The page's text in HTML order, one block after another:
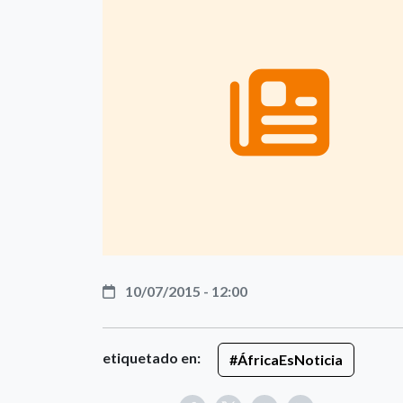
10/07/2015 - 12:00
etiquetado en: #ÁfricaEsNoticia